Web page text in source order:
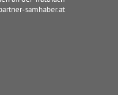
samhaber.at